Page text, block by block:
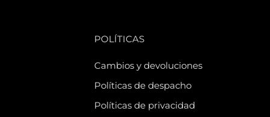
POLÍTICAS
Cambios y devoluciones
Políticas de despacho
Políticas de privacidad